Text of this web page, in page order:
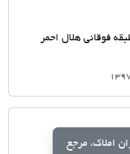
فوقانی هلال احمر
املاک، مرجع